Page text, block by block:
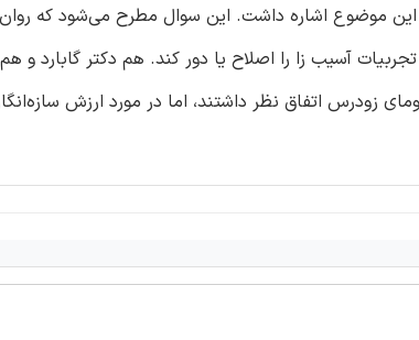
موضوع اشاره داشت. این سوال مطرح می‌شود که
آسیب زا را اصلاح یا دور کند. هم دکتر گابارد و
زودرس اتفاق نظر داشتند، اما در مورد ارزش